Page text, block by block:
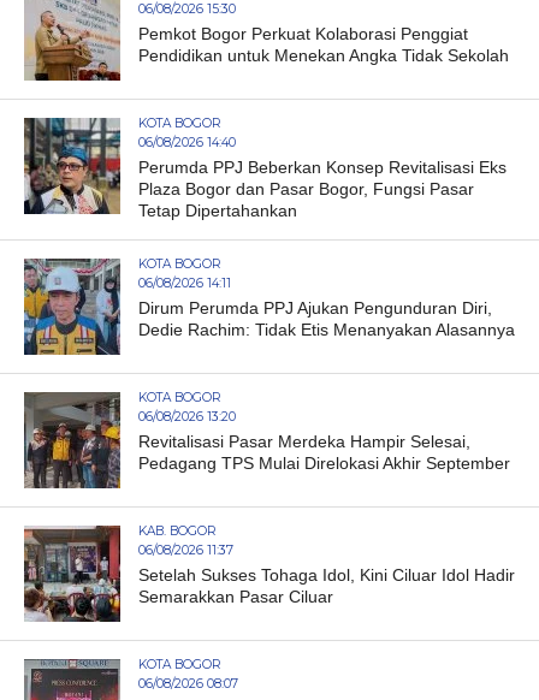
06/08/2026 15:30
Pemkot Bogor Perkuat Kolaborasi Penggiat
Pendidikan untuk Menekan Angka Tidak Sekolah
KOTA BOGOR
06/08/2026 14:40
Perumda PPJ Beberkan Konsep Revitalisasi Eks
Plaza Bogor dan Pasar Bogor, Fungsi Pasar
Tetap Dipertahankan
KOTA BOGOR
06/08/2026 14:11
Dirum Perumda PPJ Ajukan Pengunduran Diri,
Dedie Rachim: Tidak Etis Menanyakan Alasannya
KOTA BOGOR
06/08/2026 13:20
Revitalisasi Pasar Merdeka Hampir Selesai,
Pedagang TPS Mulai Direlokasi Akhir September
KAB. BOGOR
06/08/2026 11:37
Setelah Sukses Tohaga Idol, Kini Ciluar Idol Hadir
Semarakkan Pasar Ciluar
KOTA BOGOR
06/08/2026 08:07